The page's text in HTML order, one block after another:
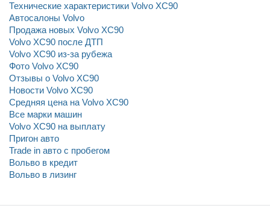
Технические характеристики Volvo XC90
Автосалоны Volvo
Продажа новых Volvo XC90
Volvo XC90 после ДТП
Volvo XC90 из-за рубежа
Фото Volvo XC90
Отзывы о Volvo XC90
Новости Volvo XC90
Средняя цена на Volvo XC90
Все марки машин
Volvo XC90 на выплату
Пригон авто
Trade in авто c пробегом
Вольво в кредит
Вольво в лизинг